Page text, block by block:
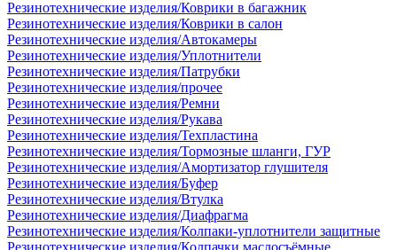
Резинотехнические изделия/Коврики в багажник
Резинотехнические изделия/Коврики в салон
Резинотехнические изделия/Автокамеры
Резинотехнические изделия/Уплотнители
Резинотехнические изделия/Патрубки
Резинотехнические изделия/прочее
Резинотехнические изделия/Ремни
Резинотехнические изделия/Рукава
Резинотехнические изделия/Техпластина
Резинотехнические изделия/Тормозные шланги, ГУР
Резинотехнические изделия/Амортизатор глушителя
Резинотехнические изделия/Буфер
Резинотехнические изделия/Втулка
Резинотехнические изделия/Диафрагма
Резинотехнические изделия/Колпаки-уплотнители защитные
Резинотехнические изделия/Колпачки маслосъёмные